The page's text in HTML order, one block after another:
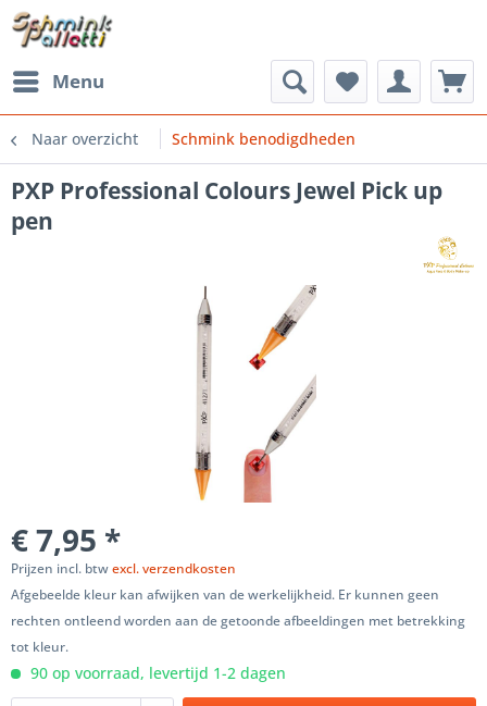
Menu
Naar overzicht Schmink benodigdheden
PXP Professional Colours Jewel Pick up
pen
€ 7,95 *
Prijzen incl. btwexcl. verzendkosten
Afgebeelde kleur kan afwijken van de werkelijkheid. Er kunnen geen
rechten ontleend worden aan de getoonde afbeeldingen met betrekking
tot kleur.
90 op voorraad, levertijd 1-2 dagen